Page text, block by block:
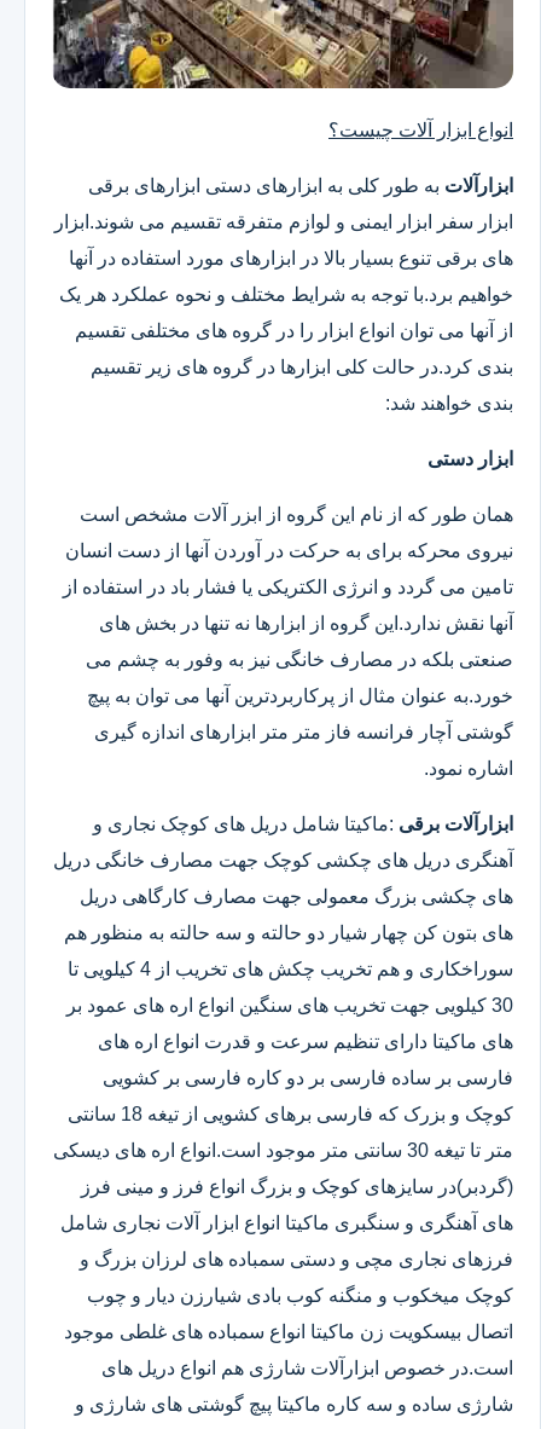
انواع ابزار آلات چیست؟
ابزارآلات به طور کلی به ابزارهای دستی ابزارهای برقی
ابزار سفر ابزار ایمنی و لوازم متفرقه تقسیم می شوند.ابزار
های برقی تنوع بسیار بالا در ابزارهای مورد استفاده در آنها
خواهیم برد.با توجه به شرایط مختلف و نحوه عملکرد هر یک
از آنها می توان انواع ابزار را در گروه های مختلفی تقسیم
بندی کرد.در حالت کلی ابزارها در گروه های زیر تقسیم
بندی خواهند شد:
ابزار دستی
همان طور که از نام این گروه از ابزر آلات مشخص است
نیروی محرکه برای به حرکت در آوردن آنها از دست انسان
تامین می گردد و انرژی الکتریکی یا فشار باد در استفاده از
آنها نقش ندارد.این گروه از ابزارها نه تنها در بخش های
صنعتی بلکه در مصارف خانگی نیز به وفور به چشم می
خورد.به عنوان مثال از پرکاربردترین آنها می توان به پیچ
گوشتی آچار فرانسه فاز متر متر ابزارهای اندازه گیری
اشاره نمود.
ابزارآلات برقی :ماکیتا شامل دریل های کوچک نجاری و
آهنگری دریل های چکشی کوچک جهت مصارف خانگی دریل
های چکشی بزرگ معمولی جهت مصارف کارگاهی دریل
های بتون کن چهار شیار دو حالته و سه حالته به منظور هم
سوراخکاری و هم تخریب چکش های تخریب از 4 کیلویی تا
30 کیلویی جهت تخریب های سنگین انواع اره های عمود بر
های ماکیتا دارای تنظیم سرعت و قدرت انواع اره های
فارسی بر ساده فارسی بر دو کاره فارسی بر کشویی
کوچک و بزرک که فارسی برهای کشویی از تیغه 18 سانتی
متر تا تیغه 30 سانتی متر موجود است.انواع اره های دیسکی
(گردبر)در سایزهای کوچک و بزرگ انواع فرز و مینی فرز
های آهنگری و سنگبری ماکیتا انواع ابزار آلات نجاری شامل
فرزهای نجاری مچی و دستی سمباده های لرزان بزرگ و
کوچک میخکوب و منگنه کوب بادی شیارزن دیار و چوب
اتصال بیسکویت زن ماکیتا انواع سمباده های غلطی موجود
است.در خصوص ابزارآلات شارژی هم انواع دریل های
شارژی ساده و سه کاره ماکیتا پیچ گوشتی های شارژی و